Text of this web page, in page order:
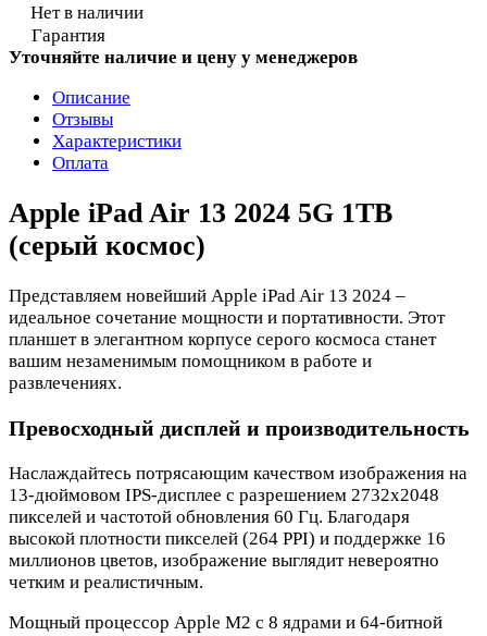
Нет в наличии
Гарантия
Уточняйте наличие и цену у менеджеров
Описание
Отзывы
Характеристики
Оплата
Apple iPad Air 13 2024 5G 1TB
(серый космос)
Представляем новейший Apple iPad Air 13 2024 –
идеальное сочетание мощности и портативности. Этот
планшет в элегантном корпусе серого космоса станет
вашим незаменимым помощником в работе и
развлечениях.
Превосходный дисплей и производительность
Наслаждайтесь потрясающим качеством изображения на
13-дюймовом IPS-дисплее с разрешением 2732x2048
пикселей и частотой обновления 60 Гц. Благодаря
высокой плотности пикселей (264 PPI) и поддержке 16
миллионов цветов, изображение выглядит невероятно
четким и реалистичным.
Мощный процессор Apple M2 с 8 ядрами и 64-битной